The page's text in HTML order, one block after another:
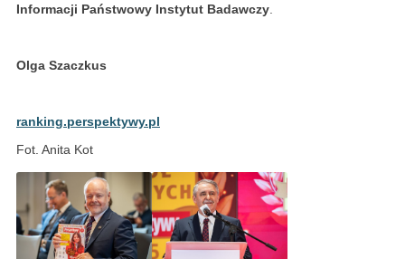
Informacji Państwowy Instytut Badawczy
Olga Szaczkus
ranking.perspektywy.pl
Fot. Anita Kot